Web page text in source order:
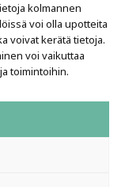
kolmannen
voi olla upotteita
voivat kerätä tietoja.
voi vaikuttaa
toimintoihin.